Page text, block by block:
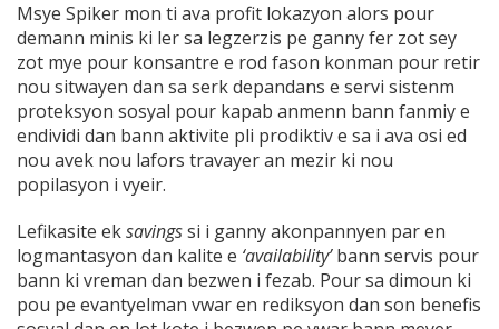
Msye Spiker mon ti ava profit lokazyon alors pour
demann minis ki ler sa legzerzis pe ganny fer zot sey
zot mye pour konsantre e rod fason konman pour retir
nou sitwayen dan sa serk depandans e servi sistenm
proteksyon sosyal pour kapab anmenn bann fanmiy e
endividi dan bann aktivite pli prodiktiv e sa i ava osi ed
nou avek nou lafors travayer an mezir ki nou
popilasyon i vyeir.
Lefikasite eksavingssi i ganny akonpannyen par en
logmantasyon dan kalite e ‘availability’bann servis pour
bann ki vreman dan bezwen i fezab. Pour sa dimoun ki
pou pe evantyelman vwar en rediksyon dan son benefis